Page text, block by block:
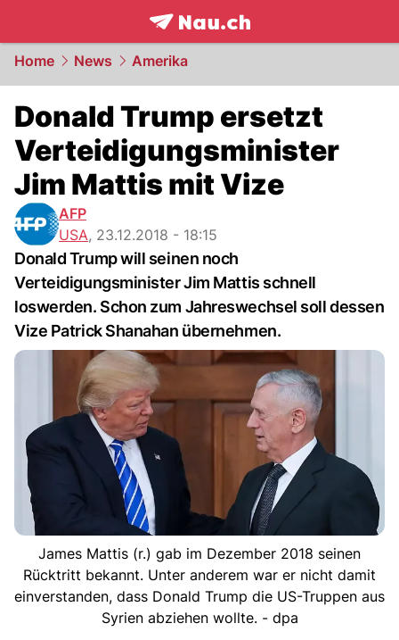
frontpage.NAU.ch
Home News Amerika
Donald Trump ersetzt
Verteidigungsminister
Jim Mattis mit Vize
AFP
USA, 23.12.2018 - 18:15
Donald Trump will seinen noch
Verteidigungsminister Jim Mattis schnell
loswerden. Schon zum Jahreswechsel soll dessen
Vize Patrick Shanahan übernehmen.
James Mattis (r.) gab im Dezember 2018 seinen
Rücktritt bekannt. Unter anderem war er nicht damit
einverstanden, dass Donald Trump die US-Truppen aus
Syrien abziehen wollte. - dpa